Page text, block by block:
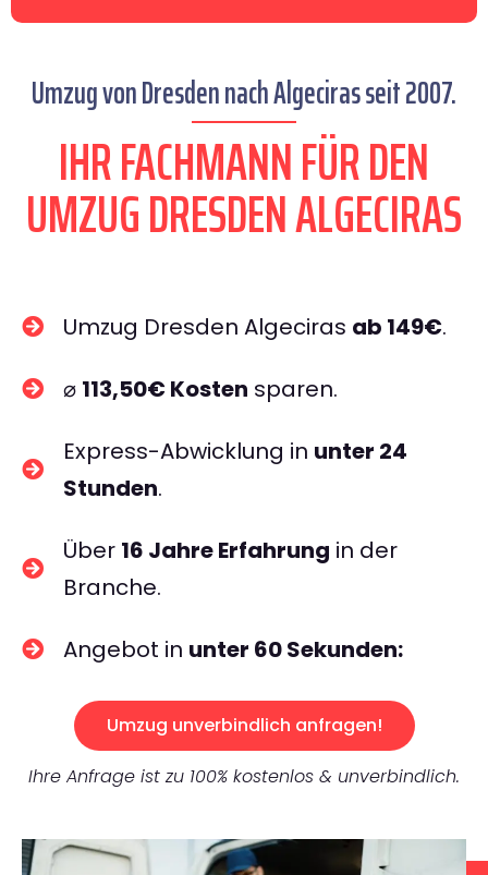
Umzug von Dresden nach Algeciras seit 2007.
IHR FACHMANN FÜR DEN
UMZUG DRESDEN ALGECIRAS
Umzug Dresden Algeciras ab 149€.
⌀ 113,50€ Kosten sparen.
Express-Abwicklung in unter 24
Stunden.
Über 16 Jahre Erfahrung in der
Branche.
Angebot in unter 60 Sekunden:
Umzug unverbindlich anfragen!
Ihre Anfrage ist zu 100% kostenlos & unverbindlich.